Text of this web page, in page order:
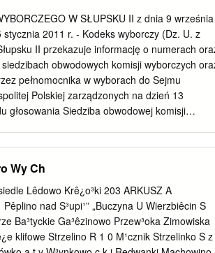
Pomorskiego. Przewodniczący Rady
6A1178474550. Podpisany Strona 1
GMINY USTKA z dnia 27 października
GMINY USTKA, KTÓRYCH WŁAŚCICIELEM
Nr drogi Nr przystanku Miejscowość Strona
Niestkowo L Charnowo, Niestkowo
W SŁUPSKU II z dnia 9 września
2011 r. - Kodeks wyborczy (Dz. U. z
II przekazuje informację o numerach
obwodowych komisji wyborczych
pełnomocnika w wyborach do Sejmu
Polskiej zarządzonych na dzień 13
głosowania Siedziba obwodowej komisji
dostosowany do potrzeb wyborców
21b, 77-141 3 Niedarzyno, Osieki
wyborcy posiadający orzeczenie o znacznym
rozumieniu ustawy z dnia 27 sierpnia 1997 r.
osób niepełnosprawnych, w tym także
o: 1) całkowitej niezdolności do pracy i
Wy Ch
Lêdowo Krê¿o³ki 203 ARKUSZ A
nad S³upi¹” „Buczyna U Wierzbiêcin S
Ba³tyckie Ga³êzinowo Przew³oka Zimowiska
klifowe Strzelino R 1 0 M¹cznik Strzelinko S